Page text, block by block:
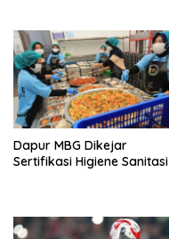
Dapur MBG Dikejar
Sertifikasi Higiene Sanitasi